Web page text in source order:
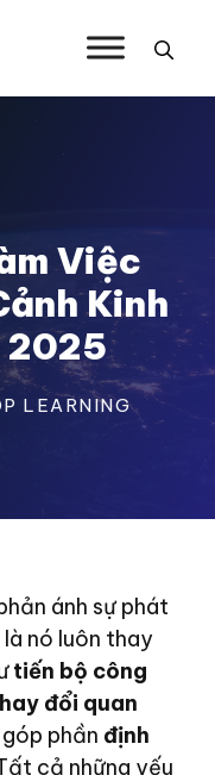
Việc
Kinh
2025
LEARNING
ánh sự phát
nó luôn thay
tiến bộ công
đổi quan
phần định
cả những yếu